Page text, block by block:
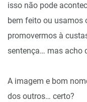
isso não pode
bem feito ou usamos
promovermos à
sentença… mas acho
A imagem e bom
dos outros… certo?